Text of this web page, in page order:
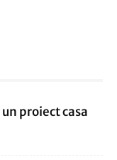
proiect casa